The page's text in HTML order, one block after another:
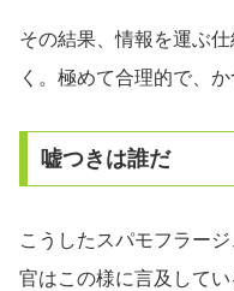
その結果、情報を運ぶ
く。極めて合理的で、
嘘つきは誰だ
こうしたスパモフラー
官はこの様に言及してい